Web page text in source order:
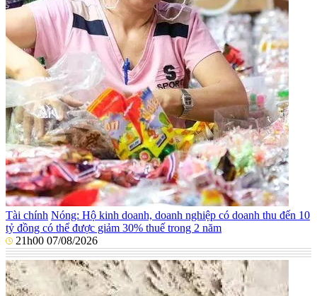
Tài chính Nóng: Hộ kinh doanh, doanh nghiệp có doanh thu đến 10
tỷ đồng có thể được giảm 30% thuế trong 2 năm
21h00 07/08/2026